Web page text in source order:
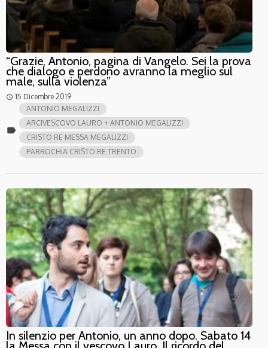
“Grazie, Antonio, pagina di Vangelo. Sei la prova
che dialogo e perdono avranno la meglio sul
male, sulla violenza”
access_time 15 Dicembre 2019
label
ANTONIO MEGALIZZI
ARCIVESCOVO LAURO + ANTONIO MEGALIZZI
CRISTO RE MESSA MEGALIZZI
PARROCHIA CRISTO RE TRENTO
In silenzio per Antonio, un anno dopo. Sabato 14